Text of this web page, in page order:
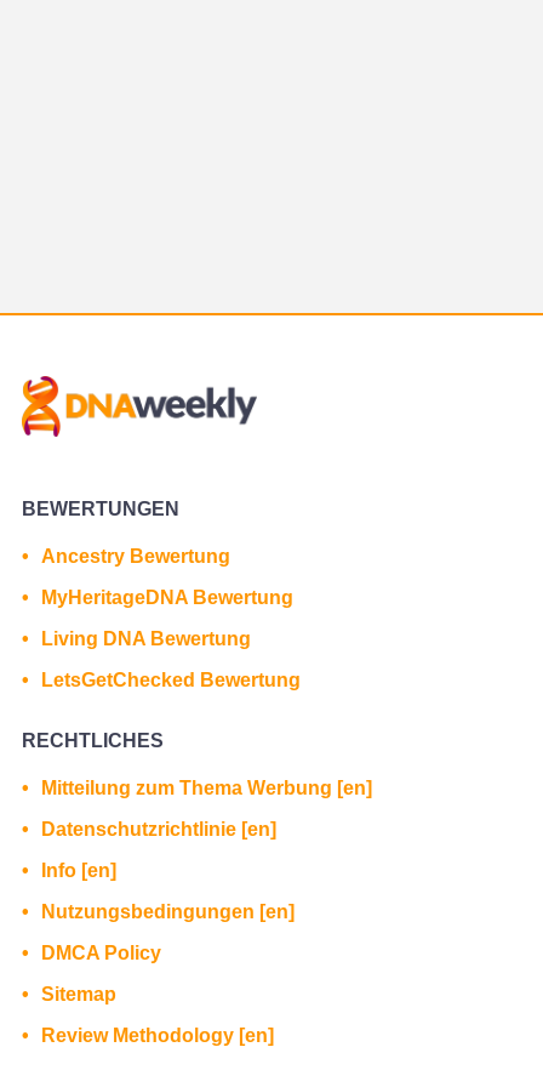
BEWERTUNGEN
Ancestry Bewertung
MyHeritageDNA Bewertung
Living DNA Bewertung
LetsGetChecked Bewertung
RECHTLICHES
Mitteilung zum Thema Werbung [en]
Datenschutzrichtlinie [en]
Info [en]
Nutzungsbedingungen [en]
DMCA Policy
Sitemap
Review Methodology [en]